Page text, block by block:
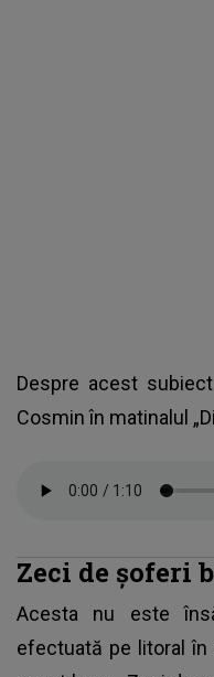
Despre acest
Cosmin în matinalul
Zeci de șoferi
Acesta nu este
efectuată pe litoral